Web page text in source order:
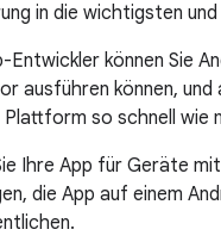
in die wichtigsten
Entwickler können Sie
ausführen können,
Plattform so schnell wie
Ihre App für Geräte
die App auf einem